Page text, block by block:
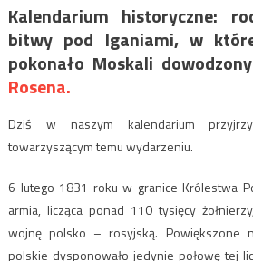
Kalendarium historyczne:
bitwy pod Iganiami, w
pokonało Moskali
Rosena.
Dziś w naszym kalendarium
towarzyszącym temu wydarzeniu.
6 lutego 1831 roku w granice Królestwa
armia, licząca ponad 110 tysięcy
wojnę polsko – rosyjską. Powiększone
polskie dysponowało jedynie połowę tej